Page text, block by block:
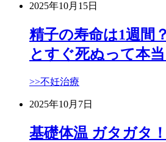
2025年10月15日
精子の寿命は1週間
とすぐ死ぬって本当
>>不妊治療
2025年10月7日
基礎体温 ガタガタ